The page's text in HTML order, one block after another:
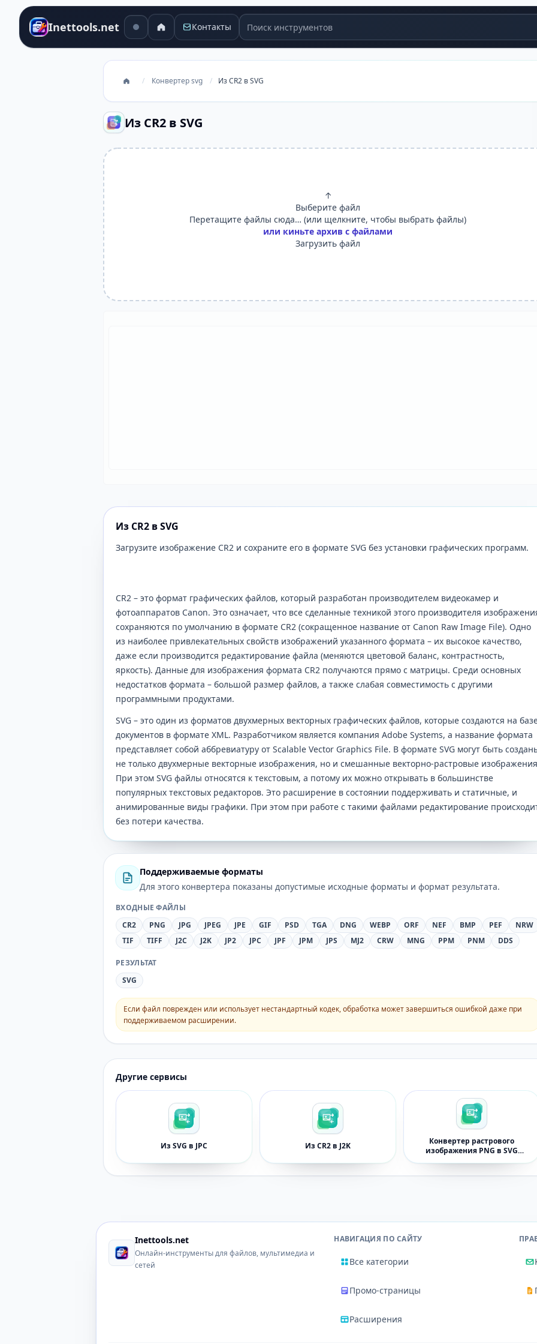
Inettools.net Контакты Поиск инструментов
/ Конвертер svg / Из CR2 в SVG
Из CR2 в SVG
↑
Выберите файл
Перетащите файлы сюда… (или щелкните, чтобы выбрать файлы)
или киньте архив с файлами
Загрузить файл
Из CR2 в SVG
Загрузите изображение CR2 и сохраните его в формате SVG без установки графических программ.
CR2 – это формат графических файлов, который разработан производителем видеокамер и
фотоаппаратов Canon. Это означает, что все сделанные техникой этого производителя
сохраняются по умолчанию в формате CR2 (сокращенное название от Canon Raw Image File). Одно
из наиболее привлекательных свойств изображений указанного формата – их высокое качество,
даже если производится редактирование файла (меняются цветовой баланс, контрастность,
яркость). Данные для изображения формата CR2 получаются прямо с матрицы. Среди основных
недостатков формата – большой размер файлов, а также слабая совместимость с другими
программными продуктами.
SVG – это один из форматов двухмерных векторных графических файлов, которые создаются на
документов в формате XML. Разработчиком является компания Adobe Systems, а название формата
представляет собой аббревиатуру от Scalable Vector Graphics File. В формате SVG могут быть
не только двухмерные векторные изображения, но и смешанные векторно-растровые
При этом SVG файлы относятся к текстовым, а потому их можно открывать в большинстве
популярных текстовых редакторов. Это расширение в состоянии поддерживать и статичные, и
анимированные виды графики. При этом при работе с такими файлами редактирование
без потери качества.
Поддерживаемые форматы
Для этого конвертера показаны допустимые исходные форматы и формат результата.
ВХОДНЫЕ ФАЙЛЫ
CR2
PNG JPG JPEG JPE GIF PSD TGA DNG WEBP ORF NEF BMP PEF
NRW
TIF
TIFF J2C J2K JP2 JPC JPF JPM JPS MJ2 CRW MNG PPM PNM DDS
РЕЗУЛЬТАТ
SVG
Если файл поврежден или использует нестандартный кодек, обработка может завершиться ошибкой даже при
поддерживаемом расширении.
Другие сервисы
Из SVG в JPC Из CR2 в J2K
Конвертер растрового
изображения PNG в SVG
Inettools.net
Онлайн-инструменты для файлов, мультимедиа и
сетей
НАВИГАЦИЯ ПО САЙТУ
Все категории
Промо-страницы
Расширения